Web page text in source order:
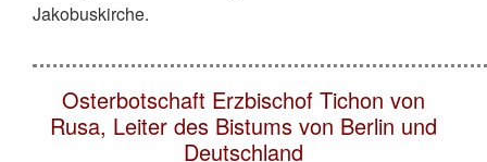
Jakobuskirche.
Osterbotschaft Erzbischof Tichon von
Rusa, Leiter des Bistums von Berlin und
Deutschland